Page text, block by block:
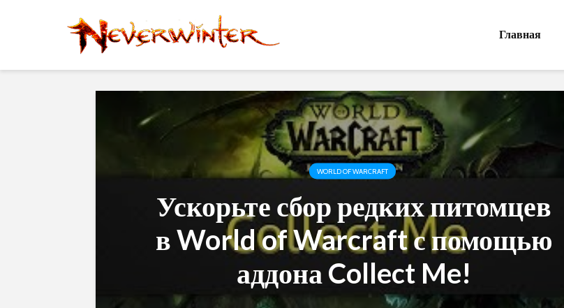
Главная
WORLD OF WARCRAFT
Ускорьте сбор редких питомцев
в World of Warcraft с помощью
аддона Collect Me!